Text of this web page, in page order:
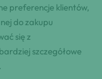
preferencje klientów,
do zakupu
się z
szczegółowe